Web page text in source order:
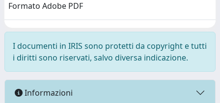
Formato Adobe PDF
I documenti in IRIS sono protetti da copyright e tutti
i diritti sono riservati, salvo diversa indicazione.
Informazioni